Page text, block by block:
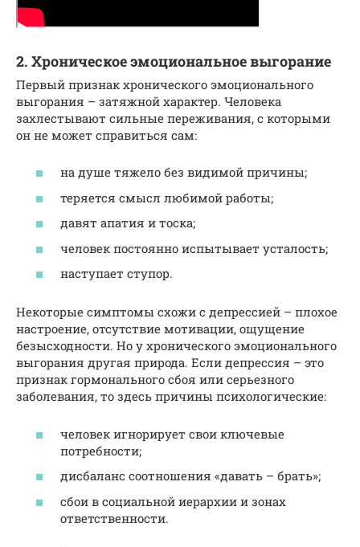
2. Хроническое эмоциональное выгорание
Первый признак хронического эмоционального
выгорания – затяжной характер. Человека
захлестывают сильные переживания, с которыми
он не может справиться сам:
на душе тяжело без видимой причины;
теряется смысл любимой работы;
давят апатия и тоска;
человек постоянно испытывает усталость;
наступает ступор.
Некоторые симптомы схожи с депрессией – плохое
настроение, отсутствие мотивации, ощущение
безысходности. Но у хронического эмоционального
выгорания другая природа. Если депрессия – это
признак гормонального сбоя или серьезного
заболевания, то здесь причины психологические:
человек игнорирует свои ключевые
потребности;
дисбаланс соотношения «давать – брать»;
сбои в социальной иерархии и зонах
ответственности.